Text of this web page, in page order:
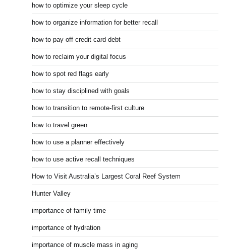
how to optimize your sleep cycle
how to organize information for better recall
how to pay off credit card debt
how to reclaim your digital focus
how to spot red flags early
how to stay disciplined with goals
how to transition to remote-first culture
how to travel green
how to use a planner effectively
how to use active recall techniques
How to Visit Australia’s Largest Coral Reef System
Hunter Valley
importance of family time
importance of hydration
importance of muscle mass in aging